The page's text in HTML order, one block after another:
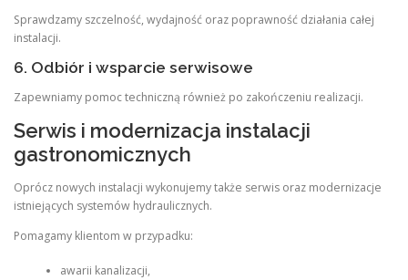
Sprawdzamy szczelność, wydajność oraz poprawność działania całej
instalacji.
6. Odbiór i wsparcie serwisowe
Zapewniamy pomoc techniczną również po zakończeniu realizacji.
Serwis i modernizacja instalacji
gastronomicznych
Oprócz nowych instalacji wykonujemy także serwis oraz modernizacje
istniejących systemów hydraulicznych.
Pomagamy klientom w przypadku:
awarii kanalizacji,